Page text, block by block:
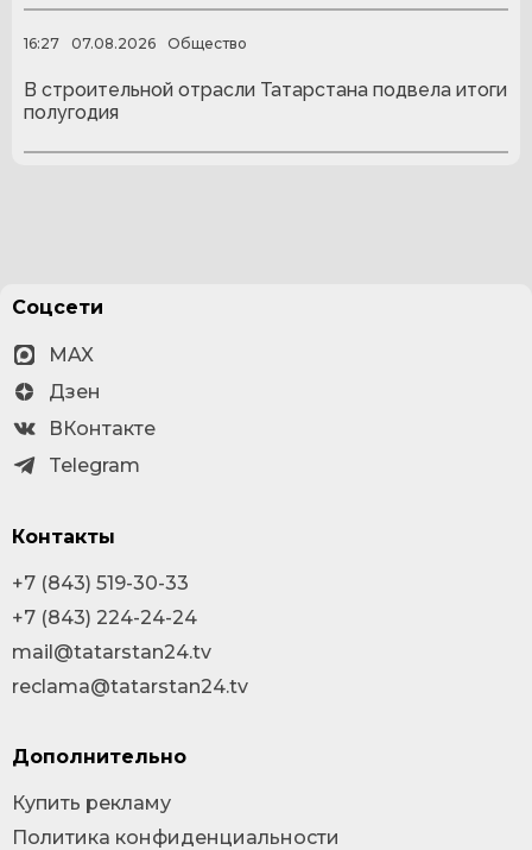
16:27 07.08.2026 Общество
В строительной отрасли Татарстана подвела итоги
полугодия
Соцсети
MAX
Дзен
ВКонтакте
Telegram
Контакты
+7 (843) 519-30-33
+7 (843) 224-24-24
mail@tatarstan24.tv
reclama@tatarstan24.tv
Дополнительно
Купить рекламу
Политика конфиденциальности